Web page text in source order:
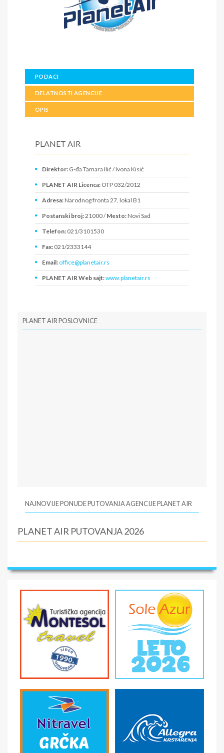
PODACI
DELATNOSTI AGENCIJE
OPIS
PLANET AIR
Direktor: G-đa Tamara Ilić / Ivona Kisić
PLANET AIR Licenca: OTP 032/2012
Adresa: Narodnog fronta 27, lokal B1
Postanski broj:21000 /Mesto: Novi Sad
Telefon: 021/3101530
Fax: 021/2333144
Email: office@planetair.rs
PLANET AIR Web sajt:www.planetair.rs
PLANET AIR POSLOVNICE
NAJNOVIJE PONUDE PUTOVANJA AGENCIJE PLANET AIR
PLANET AIR PUTOVANJA 2026